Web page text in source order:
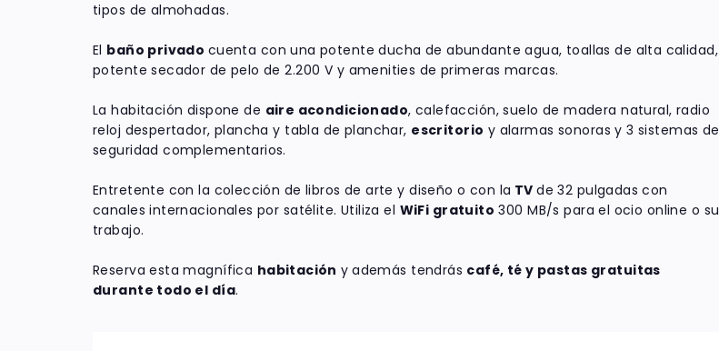
tipos de almohadas.
El baño privado cuenta con una potente ducha de abundante agua, toallas de alta calidad,
potente secador de pelo de 2.200 V y amenities de primeras marcas.
La habitación dispone de aire acondicionado, calefacción, suelo de madera natural, radio
reloj despertador, plancha y tabla de planchar, escritorio y alarmas sonoras y 3 sistemas de
seguridad complementarios.
Entretente con la colección de libros de arte y diseño o con la TVde 32 pulgadas con
canales internacionales por satélite. Utiliza el WiFi gratuito 300 MB/s para el ocio online o su
trabajo.
Reserva esta magnífica habitación y además tendrás café, té y pastas gratuitas
durante todo el día.